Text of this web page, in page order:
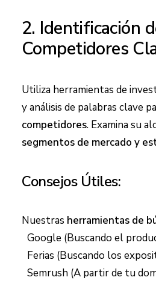
2. Identificación
Competidores
Utiliza herramientas de
y análisis de palabras clave
competidores. Examina su
segmentos de mercado y
Consejos Útiles:
Nuestras herramientas de
Google (Buscando el
Ferias (Buscando los
Semrush (A partir de tu